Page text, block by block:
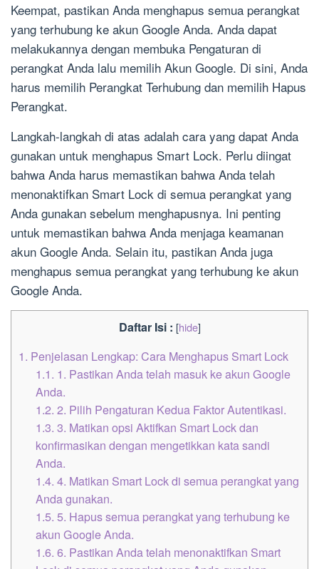
Keempat, pastikan Anda menghapus semua perangkat
yang terhubung ke akun Google Anda. Anda dapat
melakukannya dengan membuka Pengaturan di
perangkat Anda lalu memilih Akun Google. Di sini, Anda
harus memilih Perangkat Terhubung dan memilih Hapus
Perangkat.
Langkah-langkah di atas adalah cara yang dapat Anda
gunakan untuk menghapus Smart Lock. Perlu diingat
bahwa Anda harus memastikan bahwa Anda telah
menonaktifkan Smart Lock di semua perangkat yang
Anda gunakan sebelum menghapusnya. Ini penting
untuk memastikan bahwa Anda menjaga keamanan
akun Google Anda. Selain itu, pastikan Anda juga
menghapus semua perangkat yang terhubung ke akun
Google Anda.
Daftar Isi : [hide]
1. Penjelasan Lengkap: Cara Menghapus Smart Lock
1.1. 1. Pastikan Anda telah masuk ke akun Google
Anda.
1.2. 2. Pilih Pengaturan Kedua Faktor Autentikasi.
1.3. 3. Matikan opsi Aktifkan Smart Lock dan
konfirmasikan dengan mengetikkan kata sandi
Anda.
1.4. 4. Matikan Smart Lock di semua perangkat yang
Anda gunakan.
1.5. 5. Hapus semua perangkat yang terhubung ke
akun Google Anda.
1.6. 6. Pastikan Anda telah menonaktifkan Smart